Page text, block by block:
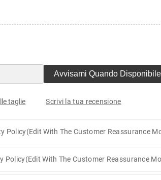
Avvisami Quando Disponibile
taglie Scrivi la tua recensione
Policy(edit With The Customer Reassurance
Policy(edit With The Customer Reassurance